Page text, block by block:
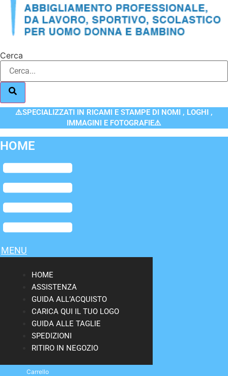
Cerca
⚠️SPECIALIZZATI IN RICAMI E STAMPE DI NOMI , LOGHI ,
IMMAGINI E FOTOGRAFIE⚠️
HOME
Flyout
Menu
MENU
HOME
ASSISTENZA
GUIDA ALL’ACQUISTO
CARICA QUI IL TUO LOGO
GUIDA ALLE TAGLIE
SPEDIZIONI
RITIRO IN NEGOZIO
Carrello